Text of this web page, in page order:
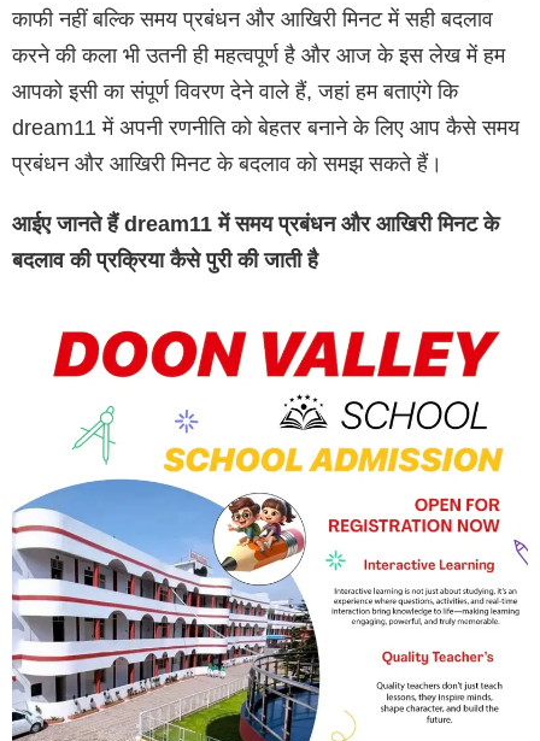
काफी नहीं बल्कि समय प्रबंधन और आखिरी मिनट में सही बदलाव
करने की कला भी उतनी ही महत्वपूर्ण है और आज के इस लेख में हम
आपको इसी का संपूर्ण विवरण देने वाले हैं, जहां हम बताएंगे कि
dream11 में अपनी रणनीति को बेहतर बनाने के लिए आप कैसे समय
प्रबंधन और आखिरी मिनट के बदलाव को समझ सकते हैं।
आईए जानते हैं dream11 में समय प्रबंधन और आखिरी मिनट के
बदलाव की प्रक्रिया कैसे पुरी की जाती है